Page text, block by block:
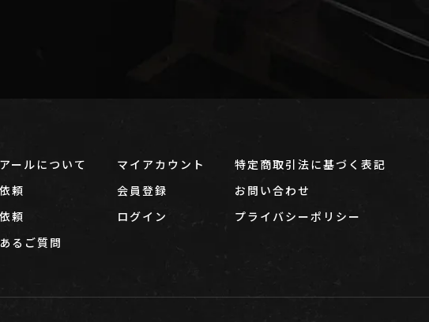
ールについて
頼
頼
るご質問
マイアカウント
会員登録
ログイン
特定商取引法に基づく表記
お問い合わせ
プライバシーポリシー